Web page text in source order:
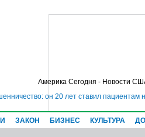
Америка Сегодня - Новости
он 20 лет ставил пациентам
ЗАКОН БИЗНЕС КУЛЬТУРА